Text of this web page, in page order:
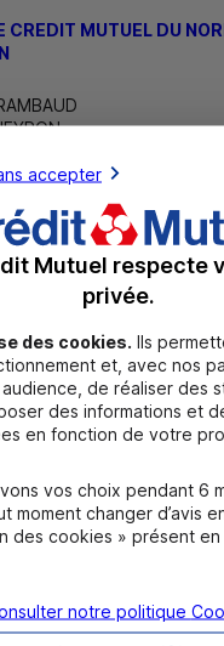
CREDIT MUTUEL DU
Toutes les localités
accepter
Mutuel respecte
privée.
des cookies. Ils
et, avec nos
de réaliser des
des informations et
en fonction de votre
vos choix pendant 6
moment changer d’avis
des cookies » présent
notre politique